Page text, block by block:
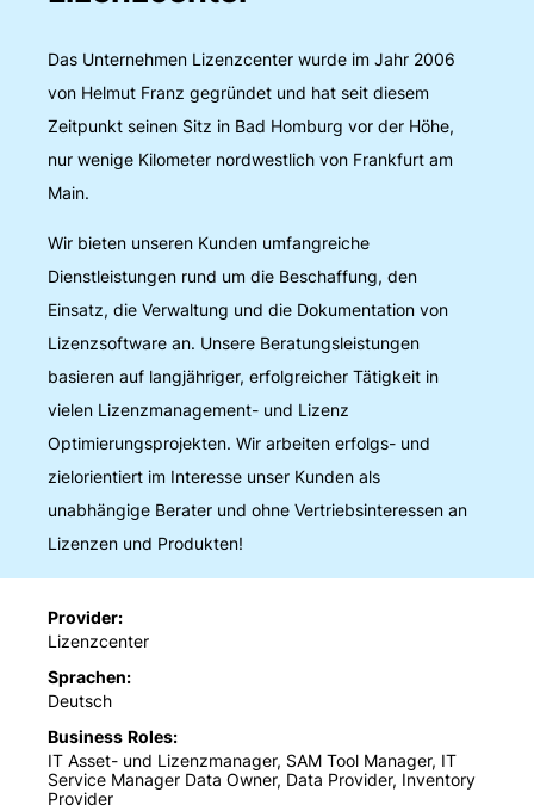
Das Unternehmen Lizenzcenter wurde im Jahr 2006
von Helmut Franz gegründet und hat seit diesem
Zeitpunkt seinen Sitz in Bad Homburg vor der Höhe,
nur wenige Kilometer nordwestlich von Frankfurt am
Main.
Wir bieten unseren Kunden umfangreiche
Dienstleistungen rund um die Beschaffung, den
Einsatz, die Verwaltung und die Dokumentation von
Lizenzsoftware an. Unsere Beratungsleistungen
basieren auf langjähriger, erfolgreicher Tätigkeit in
vielen Lizenzmanagement- und Lizenz
Optimierungsprojekten. Wir arbeiten erfolgs- und
zielorientiert im Interesse unser Kunden als
unabhängige Berater und ohne Vertriebsinteressen an
Lizenzen und Produkten!
Provider
Lizenzcenter
Sprachen
Deutsch
Business Roles
IT Asset- und Lizenzmanager, SAM Tool Manager, IT
Service Manager Data Owner, Data Provider, Inventory
Provider